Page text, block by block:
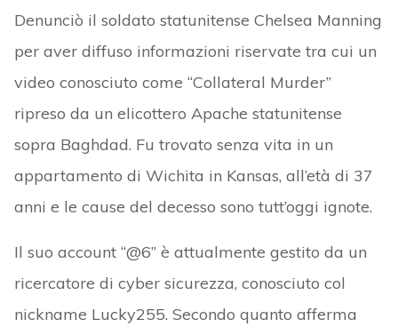
Denunciò il soldato statunitense Chelsea Manning
per aver diffuso informazioni riservate tra cui un
video conosciuto come “Collateral Murder”
ripreso da un elicottero Apache statunitense
sopra Baghdad. Fu trovato senza vita in un
appartamento di Wichita in Kansas, all’età di 37
anni e le cause del decesso sono tutt’oggi ignote.
Il suo account “@6” è attualmente gestito da un
ricercatore di cyber sicurezza, conosciuto col
nickname Lucky255. Secondo quanto afferma